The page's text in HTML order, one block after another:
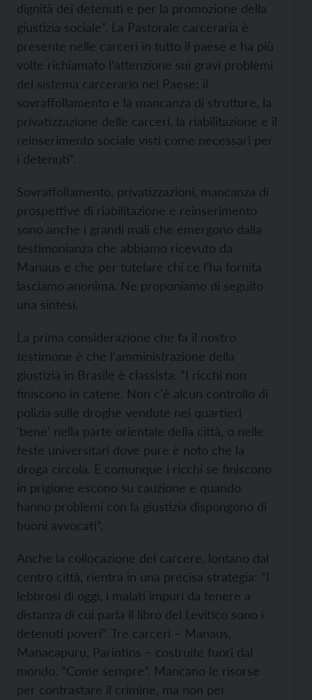
dignità dei detenuti e per la promozione della
giustizia sociale”. La Pastorale carceraria è
presente nelle carceri in tutto il paese e ha più
volte richiamato l’attenzione sui gravi problemi
del sistema carcerario nel Paese: il
sovraffollamento e la mancanza di strutture, la
privatizzazione delle carceri, la riabilitazione e il
reinserimento sociale visti come necessari per
i detenuti”.
Sovraffollamento, privatizzazioni, mancanza di
prospettive di riabilitazione e reinserimento
sono anche i grandi mali che emergono dalla
testimonianza che abbiamo ricevuto da
Manaus e che per tutelare chi ce l'ha fornita
lasciamo anonima. Ne proponiamo di seguito
una sintesi.
La prima considerazione che fa il nostro
testimone è che l'amministrazione della
giustizia in Brasile è classista. “I ricchi non
finiscono in catene. Non c'è alcun controllo di
polizia sulle droghe vendute nei quartieri
'bene' nella parte orientale della città, o nelle
feste universitari dove pure è noto che la
droga circola. E comunque i ricchi se finiscono
in prigione escono su cauzione e quando
hanno problemi con la giustizia dispongono di
buoni avvocati”.
Anche la collocazione del carcere, lontano dal
centro città, rientra in una precisa strategia: “I
lebbrosi di oggi, i malati impuri da tenere a
distanza di cui parla il libro del Levitico sono i
detenuti poveri”. Tre carceri – Manaus,
Manacapuru, Parintins – costruite fuori dal
mondo. “Come sempre”. Mancano le risorse
per contrastare il crimine, ma non per